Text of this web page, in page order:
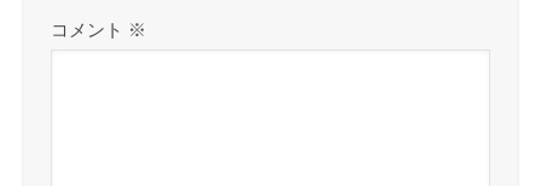
コメント ※